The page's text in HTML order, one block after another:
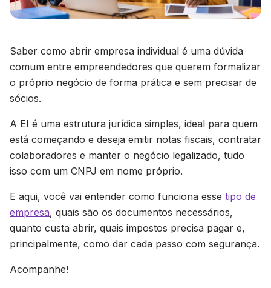
Saber como abrir empresa individual é uma dúvida
comum entre empreendedores que querem formalizar
o próprio negócio de forma prática e sem precisar de
sócios.
A EI é uma estrutura jurídica simples, ideal para quem
está começando e deseja emitir notas fiscais, contratar
colaboradores e manter o negócio legalizado, tudo
isso com um CNPJ em nome próprio.
E aqui, você vai entender como funciona esse tipo de
empresa, quais são os documentos necessários,
quanto custa abrir, quais impostos precisa pagar e,
principalmente, como dar cada passo com segurança.
Acompanhe!